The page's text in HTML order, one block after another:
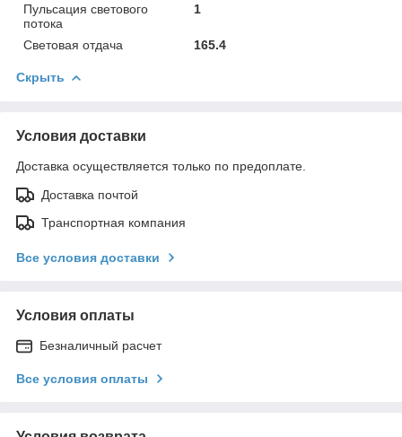
Пульсация светового
потока
1
Световая отдача 165.4
Скрыть
Условия доставки
Доставка осуществляется только по предоплате.
Доставка почтой
Транспортная компания
Все условия доставки
Условия оплаты
Безналичный расчет
Все условия оплаты